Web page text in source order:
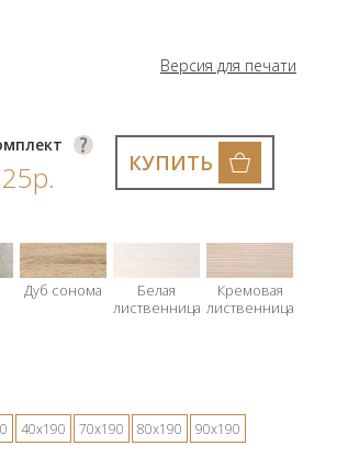
Версия для печати
КУПИТЬ
Дуб сонома
Белая
лиственница
Кремовая
лиственница
40х190 70х190 80х190
90х190